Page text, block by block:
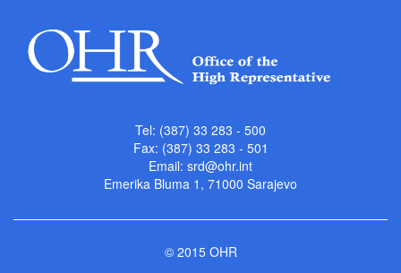
Tel: (387) 33 283 - 500
Fax: (387) 33 283 - 501
Email: srd@ohr.int
Emerika Bluma 1, 71000 Sarajevo
© 2015 OHR